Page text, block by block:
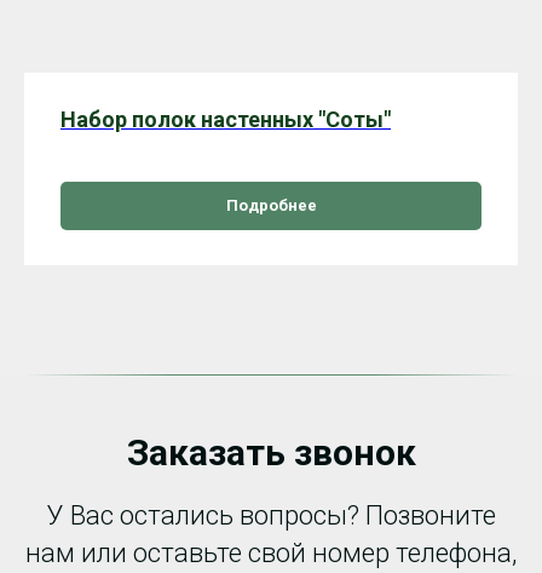
Набор полок настенных "Соты"
Подробнее
Заказать звонок
У Вас остались вопросы? Позвоните
нам или оставьте свой номер телефона,